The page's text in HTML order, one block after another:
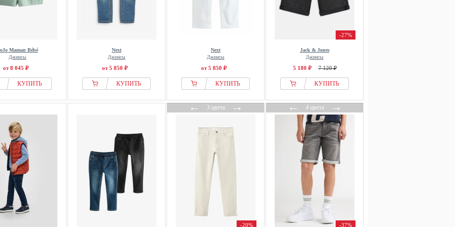
Maman Bébé
Джинсы
от 8 045 ₽
КУПИТЬ
Next
Джинсы
от 5 850 ₽
КУПИТЬ
Next
Джинсы
от 5 850 ₽
КУПИТЬ
-27%
Jack & Jones
Джинсы
5 180 ₽ 7 120 ₽
КУПИТЬ
←3 цвета→
-20%
←4 цвета→
-37%